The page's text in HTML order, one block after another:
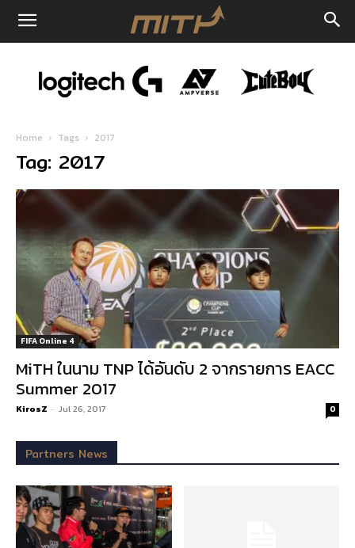
Home Tags 2017
Tag: 2017
FIFA Online 4
MiTH ในนาม TNP ได้อันดับ 2 จากรายการ EACC
Summer 2017
KirosZ - Jul 26, 2017 0
Partners News